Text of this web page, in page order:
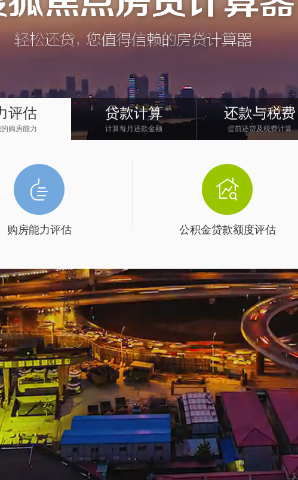
评估
购房能力
贷款计算
计算每月还款金额
还款与税费
提前还贷及税费计算
购房能力评估 公积金贷款额度评估